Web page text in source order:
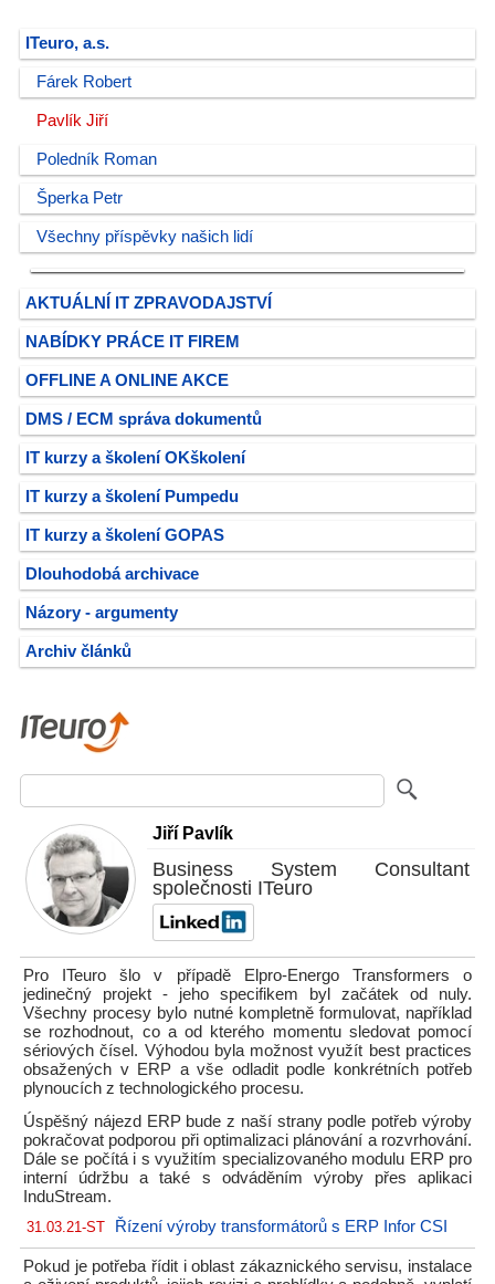
ITeuro, a.s.
Fárek Robert
Pavlík Jiří
Poledník Roman
Šperka Petr
Všechny příspěvky našich lidí
AKTUÁLNÍ IT ZPRAVODAJSTVÍ
NABÍDKY PRÁCE IT FIREM
OFFLINE A ONLINE AKCE
DMS / ECM správa dokumentů
IT kurzy a školení OKškolení
IT kurzy a školení Pumpedu
IT kurzy a školení GOPAS
Dlouhodobá archivace
Názory - argumenty
Archiv článků
Jiří Pavlík
Business System Consultant
společnosti ITeuro
Pro ITeuro šlo v případě Elpro-Energo Transformers o
jedinečný projekt - jeho specifikem byl začátek od nuly.
Všechny procesy bylo nutné kompletně formulovat, například
se rozhodnout, co a od kterého momentu sledovat pomocí
sériových čísel. Výhodou byla možnost využít best practices
obsažených v ERP a vše odladit podle konkrétních potřeb
plynoucích z technologického procesu.
Úspěšný nájezd ERP bude z naší strany podle potřeb výroby
pokračovat podporou při optimalizaci plánování a rozvrhování.
Dále se počítá i s využitím specializovaného modulu ERP pro
interní údržbu a také s odváděním výroby přes aplikaci
InduStream.
31.03.21-ST Řízení výroby transformátorů s ERP Infor CSI
Pokud je potřeba řídit i oblast zákaznického servisu, instalace